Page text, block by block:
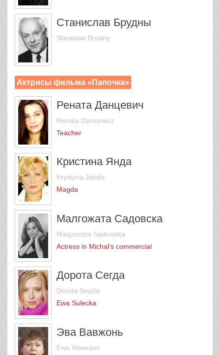
Станислав Брудны
Stanislaw Brudny
Актрисы фильма «Папочка»
Рената Данцевич
Renata Dancewicz
Teacher
Кристина Янда
Krystyna Janda
Magda
Малгожата Садовска
Malgorzata Sadowska
Actress in Michal's commercial
Дорота Сегда
Dorota Segda
Ewa Sulecka
Эва Вавжонь
Ewa Wawrzon